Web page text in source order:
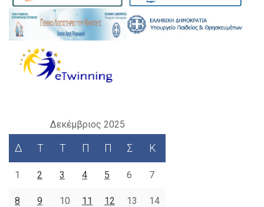
Δεκέμβριος 2025
Δ Τ Τ Π Π Σ Κ
1 2 3 4 5 6 7
8 9 10 11 12 13 14